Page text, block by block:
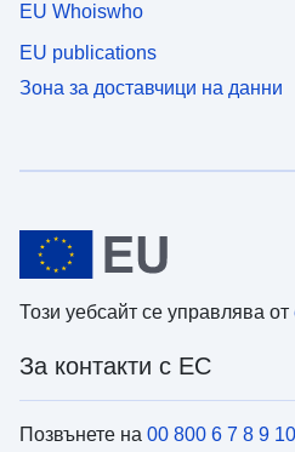
EU Whoiswho
EU publications
Зона за доставчици на данни
Този уебсайт се управлява от
За контакти с ЕС
Позвънете на 00 800 6 7 8 9